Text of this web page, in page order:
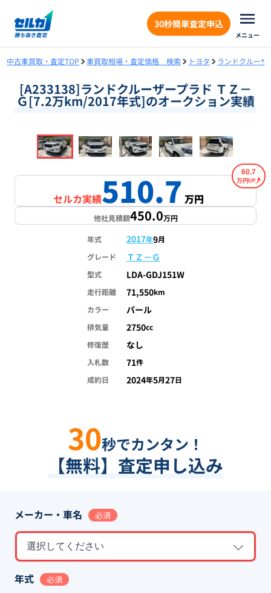
30秒簡単査定申込
メニュー
中古車買取・査定TOP 車買取相場・査定価格 検索 トヨタ ランドクルーザ
[A233138]ランドクルーザープラド ＴＺ－
Ｇ[7.2万km/2017年式]のオークション実績
1/18
セルカ実績510.7万円
60.7
万円
他社見積額450.0万円
年式 2017年9月
グレード
ＴＺ－Ｇ
型式 LDA-GDJ151W
走行距離 71,550km
カラー
パール
排気量 2750cc
修復歴
なし
入札数 71件
成約日
2024年5月27日
30秒でカンタン！
【無料】査定申し込み
メーカー・車名 必須
選択してください
年式 必須